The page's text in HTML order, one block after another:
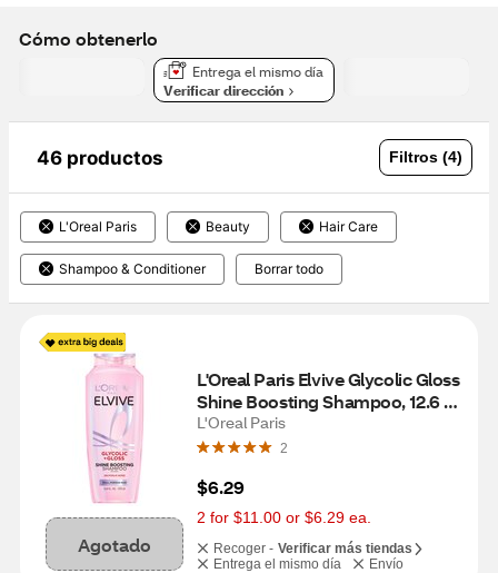
Cómo obtenerlo
Entrega el mismo día
Verificar dirección
46 productos Filtros (4)
L'Oreal Paris Beauty Hair Care
Shampoo & Conditioner Borrar todo
Agotado
L'Oreal Paris Elvive Glycolic Gloss
Shine Boosting Shampoo, 12.6
OZ
L'Oreal Paris
2
$6.29
2 for $11.00 or $6.29 ea.
Recoger - Verificar más tiendas
Entrega el mismo día
Envío